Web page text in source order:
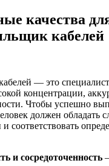
качества
кабелей
— это
концентрации,
Чтобы успешно
должен обладать
соответствовать
и сосредоточенность